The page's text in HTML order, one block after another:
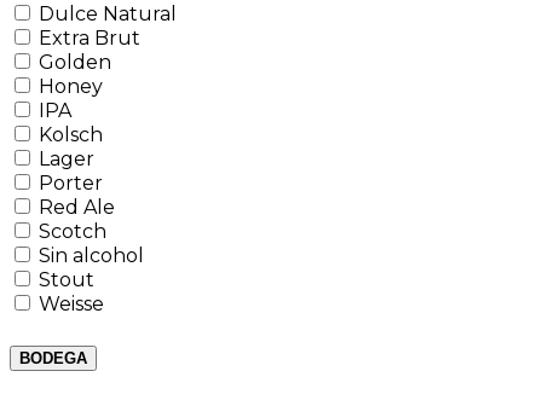
Dulce Natural
Extra Brut
Golden
Honey
IPA
Kolsch
Lager
Porter
Red Ale
Scotch
Sin alcohol
Stout
Weisse
BODEGA